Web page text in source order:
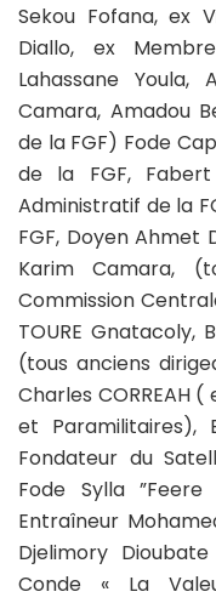
Sekou Fofana, ex
Diallo, ex
Lahassane Youla,
Camara, Amadou
de la FGF) Fode
de la FGF,
Administratif de la
FGF, Doyen Ahmet
Karim Camara,
Commission
TOURE Gnatacoly,
(tous anciens
Charles CORREAH
et Paramilitaires),
Fondateur du
Fode Sylla
Entraîneur
Djelimory
Conde « La